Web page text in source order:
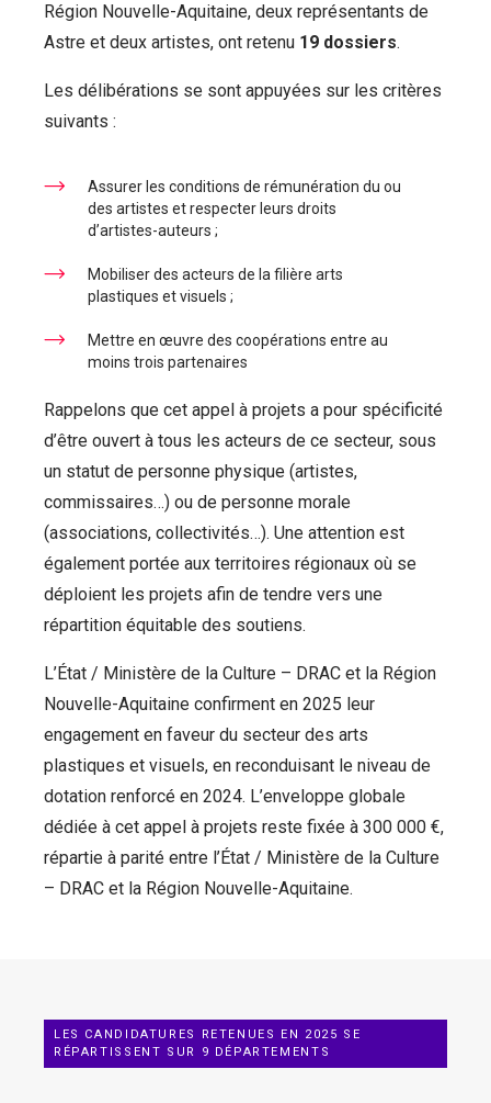
Région Nouvelle-Aquitaine, deux représentants de
Astre et deux artistes, ont retenu 19 dossiers.
Les délibérations se sont appuyées sur les critères
suivants :
Assurer les conditions de rémunération du ou
des artistes et respecter leurs droits
d’artistes-auteurs ;
Mobiliser des acteurs de la filière arts
plastiques et visuels ;
Mettre en œuvre des coopérations entre au
moins trois partenaires
Rappelons que cet appel à projets a pour spécificité
d’être ouvert à tous les acteurs de ce secteur, sous
un statut de personne physique (artistes,
commissaires…) ou de personne morale
(associations, collectivités…). Une attention est
également portée aux territoires régionaux où se
déploient les projets afin de tendre vers une
répartition équitable des soutiens.
L’État / Ministère de la Culture – DRAC et la Région
Nouvelle-Aquitaine confirment en 2025 leur
engagement en faveur du secteur des arts
plastiques et visuels, en reconduisant le niveau de
dotation renforcé en 2024. L’enveloppe globale
dédiée à cet appel à projets reste fixée à 300 000 €,
répartie à parité entre l’État / Ministère de la Culture
– DRAC et la Région Nouvelle-Aquitaine.
LES CANDIDATURES RETENUES EN 2025 SE
RÉPARTISSENT SUR 9 DÉPARTEMENTS